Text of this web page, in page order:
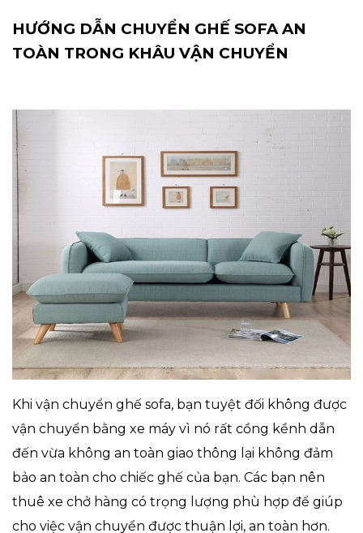
HƯỚNG DẪN CHUYỂN GHẾ SOFA AN
TOÀN TRONG KHÂU VẬN CHUYỂN
Khi vận chuyển ghế sofa, bạn tuyệt đối không được
vận chuyển bằng xe máy vì nó rất cồng kềnh dẫn
đến vừa không an toàn giao thông lại không đảm
bảo an toàn cho chiếc ghế của bạn. Các bạn nên
thuê xe chở hàng có trọng lượng phù hợp để giúp
cho việc vận chuyển được thuận lợi, an toàn hơn.